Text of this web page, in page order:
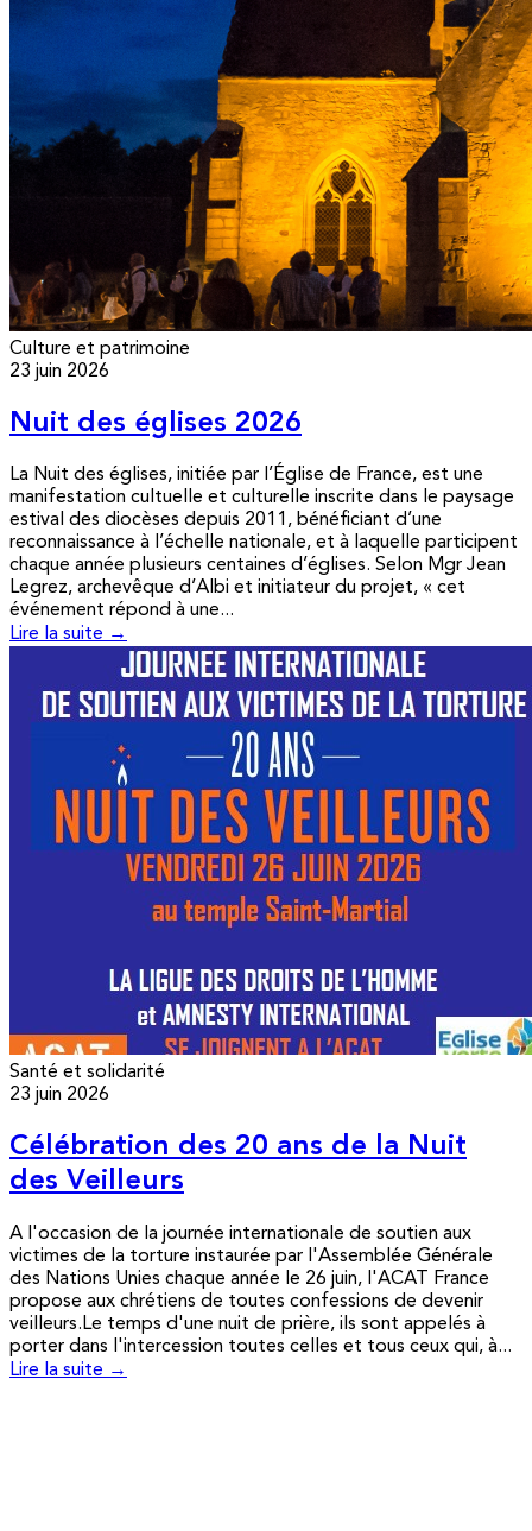
Culture et patrimoine
23 juin 2026
Nuit des églises 2026
La Nuit des églises, initiée par l’Église de France, est une
manifestation cultuelle et culturelle inscrite dans le paysage
estival des diocèses depuis 2011, bénéficiant d’une
reconnaissance à l’échelle nationale, et à laquelle participent
chaque année plusieurs centaines d’églises. Selon Mgr Jean
Legrez, archevêque d’Albi et initiateur du projet, « cet
événement répond à une...
Lire la suite →
Santé et solidarité
23 juin 2026
Célébration des 20 ans de la Nuit
des Veilleurs
A l'occasion de la journée internationale de soutien aux
victimes de la torture instaurée par l'Assemblée Générale
des Nations Unies chaque année le 26 juin, l'ACAT France
propose aux chrétiens de toutes confessions de devenir
veilleurs.Le temps d'une nuit de prière, ils sont appelés à
porter dans l'intercession toutes celles et tous ceux qui, à...
Lire la suite →